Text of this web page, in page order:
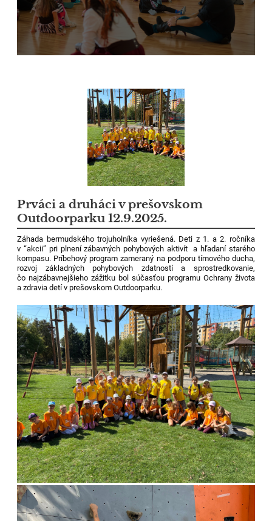
Prváci a druháci v prešovskom
Outdoorparku 12.9.2025.
Záhada bermudského trojuholníka vyriešená. Deti z 1. a 2. ročníka
v “akcii” pri plnení zábavných pohybových aktivít ️ a hľadaní starého
kompasu. Príbehový program zameraný na podporu tímového ducha,
rozvoj základných pohybových zdatností a sprostredkovanie,
čo najzábavnejšieho zážitku bol súčasťou programu Ochrany života
a zdravia detí v prešovskom Outdoorparku.